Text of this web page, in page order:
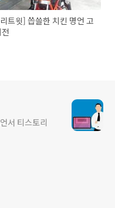
트윗] 씁쓸한 치킨 명언 고
서 티스토리